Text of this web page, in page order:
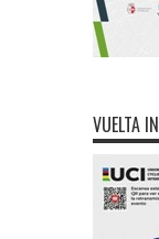
VUELTA